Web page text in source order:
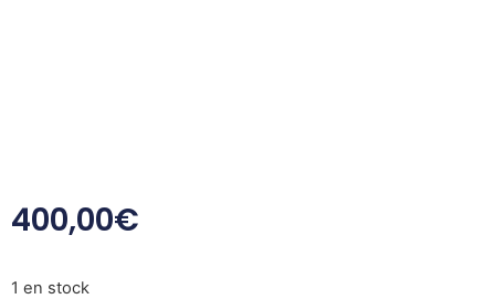
400,00€
1 en stock